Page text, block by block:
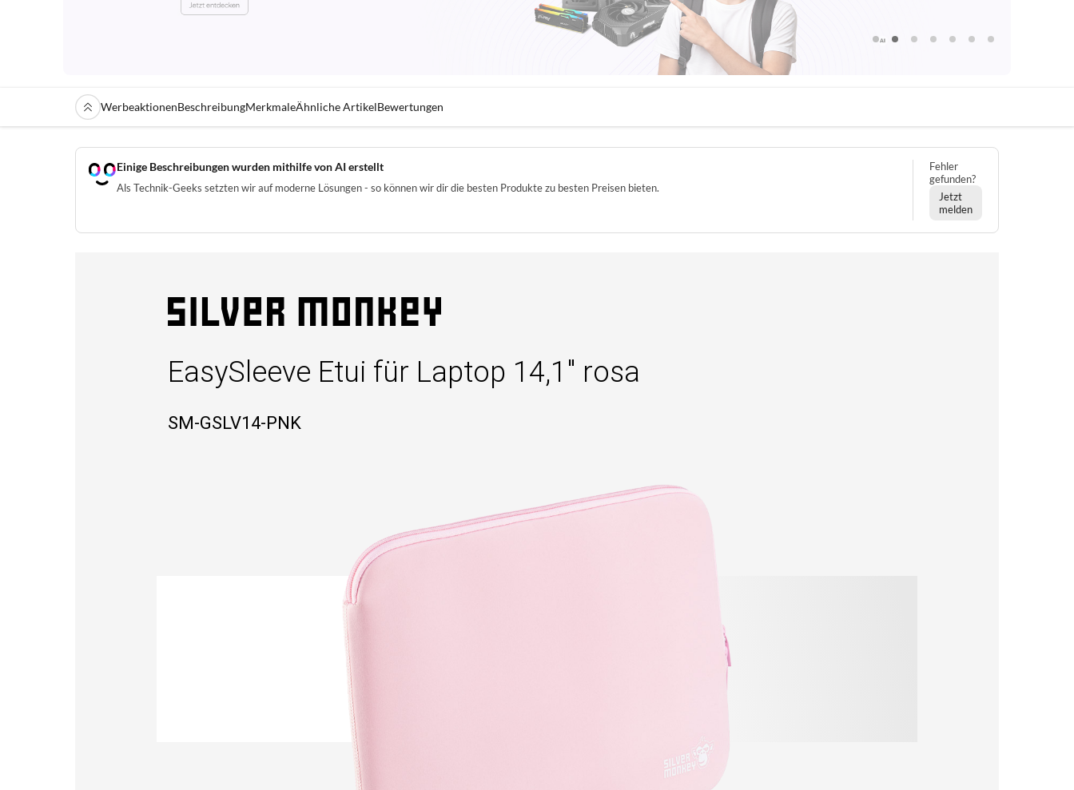
WerbeaktionenBeschreibungMerkmaleÄhnliche ArtikelBewertungen
Einige Beschreibungen wurden mithilfe von AI erstellt
Als Technik-Geeks setzten wir auf moderne Lösungen - so können wir dir die besten Produkte zu besten Preisen bieten.
Fehler
gefunden?
Jetzt
melden
EasySleeve Etui für Laptop 14,1" rosa
SM-GSLV14-PNK